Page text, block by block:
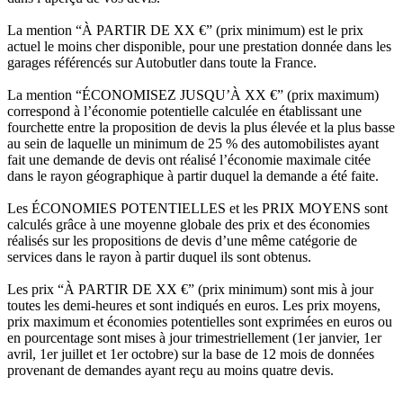
La mention “À PARTIR DE XX €” (prix minimum) est le prix
actuel le moins cher disponible, pour une prestation donnée dans les
garages référencés sur Autobutler dans toute la France.
La mention “ÉCONOMISEZ JUSQU’À XX €” (prix maximum)
correspond à l’économie potentielle calculée en établissant une
fourchette entre la proposition de devis la plus élevée et la plus basse
au sein de laquelle un minimum de 25 % des automobilistes ayant
fait une demande de devis ont réalisé l’économie maximale citée
dans le rayon géographique à partir duquel la demande a été faite.
Les ÉCONOMIES POTENTIELLES et les PRIX MOYENS sont
calculés grâce à une moyenne globale des prix et des économies
réalisés sur les propositions de devis d’une même catégorie de
services dans le rayon à partir duquel ils sont obtenus.
Les prix “À PARTIR DE XX €” (prix minimum) sont mis à jour
toutes les demi-heures et sont indiqués en euros. Les prix moyens,
prix maximum et économies potentielles sont exprimées en euros ou
en pourcentage sont mises à jour trimestriellement (1er janvier, 1er
avril, 1er juillet et 1er octobre) sur la base de 12 mois de données
provenant de demandes ayant reçu au moins quatre devis.